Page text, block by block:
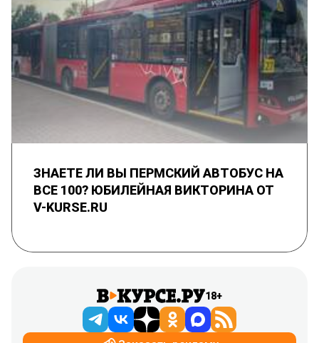
ЗНАЕТЕ ЛИ ВЫ ПЕРМСКИЙ АВТОБУС НА
ВСЕ 100? ЮБИЛЕЙНАЯ ВИКТОРИНА ОТ
V-KURSE.RU
18+